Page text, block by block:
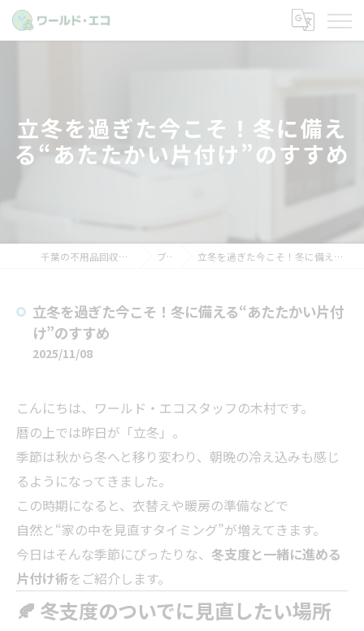
立冬を過ぎた今こそ！冬に備え
る“あたたかい片付け”のすすめ
千葉の不用品回収ならワールド・エコ ブログ 立冬を過ぎた今こそ！冬に備える“あたたかい片付け”のすすめ
立冬を過ぎた今こそ！冬に備える“あたたかい片付
け”のすすめ
2025/11/08
こんにちは、ワールド・エコスタッフの木村です。
暦の上では昨日が「立冬」。
季節は秋から冬へと移り変わり、朝晩の冷え込みも感じ
るようになってきました。
この時期になると、衣替えや暖房の準備などで
自然と“家の中を見直すタイミング”が増えてきます。
今日はそんな季節にぴったりな、 冬支度と一緒に進める
片付け術をご紹介します。
🍂 冬支度のついでに見直したい場所